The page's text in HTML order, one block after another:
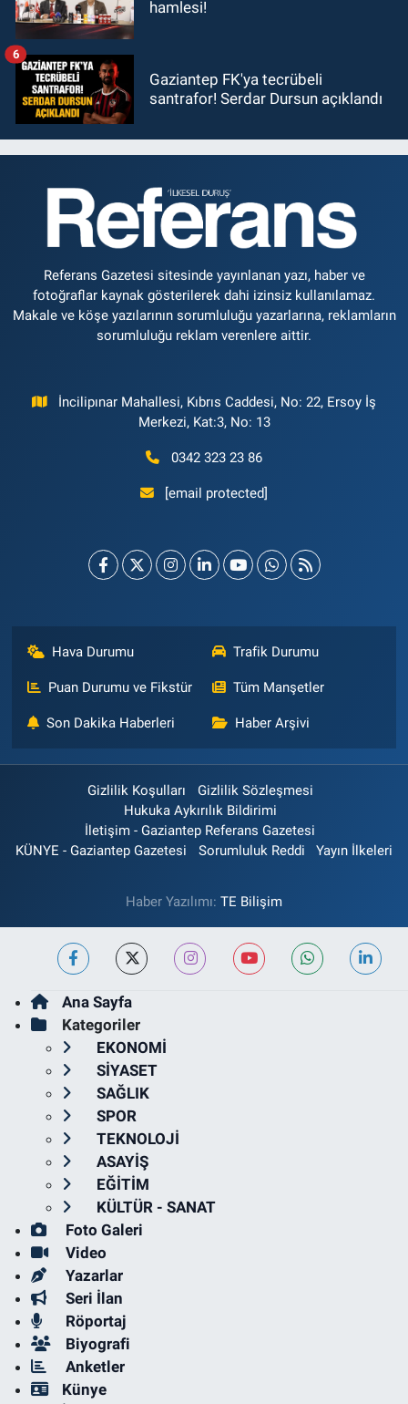
hamlesi!
Gaziantep FK'ya tecrübeli
santrafor! Serdar Dursun açıklandı
6
Referans Gazetesi sitesinde yayınlanan yazı, haber ve
fotoğraflar kaynak gösterilerek dahi izinsiz kullanılamaz.
Makale ve köşe yazılarının sorumluluğu yazarlarına, reklamların
sorumluluğu reklam verenlere aittir.
İncilipınar Mahallesi, Kıbrıs Caddesi, No: 22, Ersoy İş
Merkezi, Kat:3, No: 13
0342 323 23 86
[email protected]
Hava Durumu Trafik Durumu
Puan Durumu ve Fikstür Tüm Manşetler
Son Dakika Haberleri Haber Arşivi
Gizlilik Koşulları
Gizlilik Sözleşmesi
Hukuka Aykırılık Bildirimi
İletişim - Gaziantep Referans Gazetesi
KÜNYE - Gaziantep Gazetesi
Sorumluluk Reddi Yayın İlkeleri
Haber Yazılımı: TE Bilişim
Ana Sayfa
Kategoriler
EKONOMİ
SİYASET
SAĞLIK
SPOR
TEKNOLOJİ
ASAYİŞ
EĞİTİM
KÜLTÜR - SANAT
Foto Galeri
Video
Yazarlar
Seri İlan
Röportaj
Biyografi
Anketler
Künye